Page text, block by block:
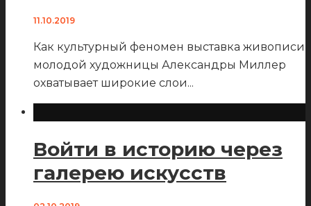
11.10.2019
Как культурный феномен выставка живописи
молодой художницы Александры Миллер
охватывает широкие слои...
Войти в историю через
галерею искусств